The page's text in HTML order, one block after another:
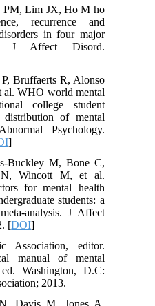
PM, Lim JX, Ho M ho
recurrence and
in four major
J Affect Disord.
P, Bruffaerts R, Alonso
al. WHO world mental
college student
distribution of mental
Psychology.
Buckley M, Bone C,
N, Wincott M, et al.
for mental health
students: a
analysis. J Affect
[DOI
Association, editor.
manual of mental
Washington, D.C:
2013.